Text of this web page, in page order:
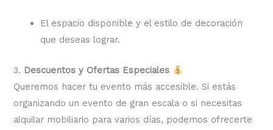
El espacio disponible y el estilo de decoración
que deseas lograr.
3. Descuentos y Ofertas Especiales
Queremos hacer tu evento más accesible. Si estás
organizando un evento de gran escala o si necesitas
alquilar mobiliario para varios días, podemos ofrecerte